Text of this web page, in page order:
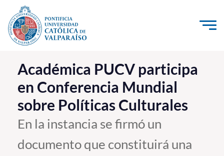
Click acá para ir directamente al contenido
La Universidad
Investigación, Creación e Innovación
PUCV Internacional
Vinculación con el Medio
Académica PUCV participa
en Conferencia Mundial
sobre Políticas Culturales
En la instancia se firmó un
documento que constituirá una